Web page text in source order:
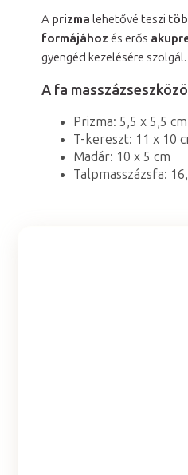
A prizma lehetővé teszi
formájához és erős
gyengéd kezelésére szolgál.
A fa
Prizma: 5,5 x 5,5 cm
T-kereszt: 11 x 10
Madár: 10 x 5 cm
Talpmasszázsfa: